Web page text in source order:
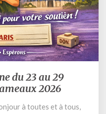
du 23 au 29
2026
à toutes et à tous,